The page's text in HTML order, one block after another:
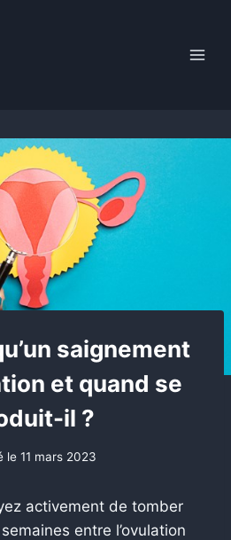
saignement
et quand se
il ?
le 11 mars 2023
activement de tomber
entre l’ovulation